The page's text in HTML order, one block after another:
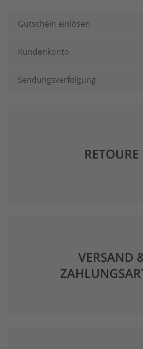
Gutschein einlösen
Kundenkonto
Sendungsverfolgung